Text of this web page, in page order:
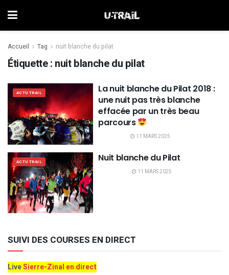
Accueil Tag nuit blanche du pilat
Étiquette : nuit blanche du pilat
ACTU TRAIL
La nuit blanche du Pilat 2018 :
une nuit pas très blanche
effacée par un très beau
parcours
11 MARS 2025
ACTU TRAIL Nuit blanche du Pilat
11 MARS 2025
SUIVI DES COURSES EN DIRECT
LiveSierre-Zinal en direct